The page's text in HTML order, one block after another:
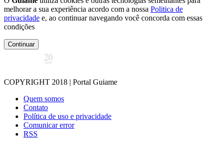
melhorar a sua experiência acordo com a nossa Politica de
privacidade e, ao continuar navegando você concorda com essas
condições
Continuar
COPYRIGHT 2018 | Portal Guiame
Quem somos
Contato
Política de uso e privacidade
Comunicar error
RSS